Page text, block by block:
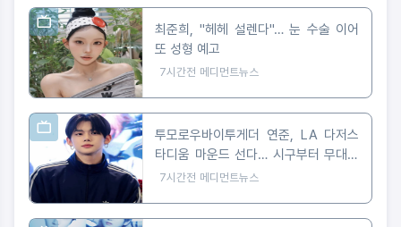
최준희, "헤헤 설렌다"… 눈 수술 이어
또 성형 예고
7시간전 메디먼트뉴스
투모로우바이투게더 연준, LA 다저스
타디움 마운드 선다… 시구부터 무대까
지
7시간전 메디먼트뉴스